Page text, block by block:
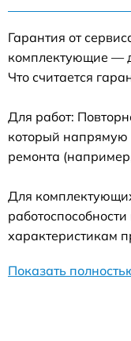
Гарантия от
комплектующие —
Что считается
Для работ:
который напрямую
ремонта
Для
характеристикам
Показать